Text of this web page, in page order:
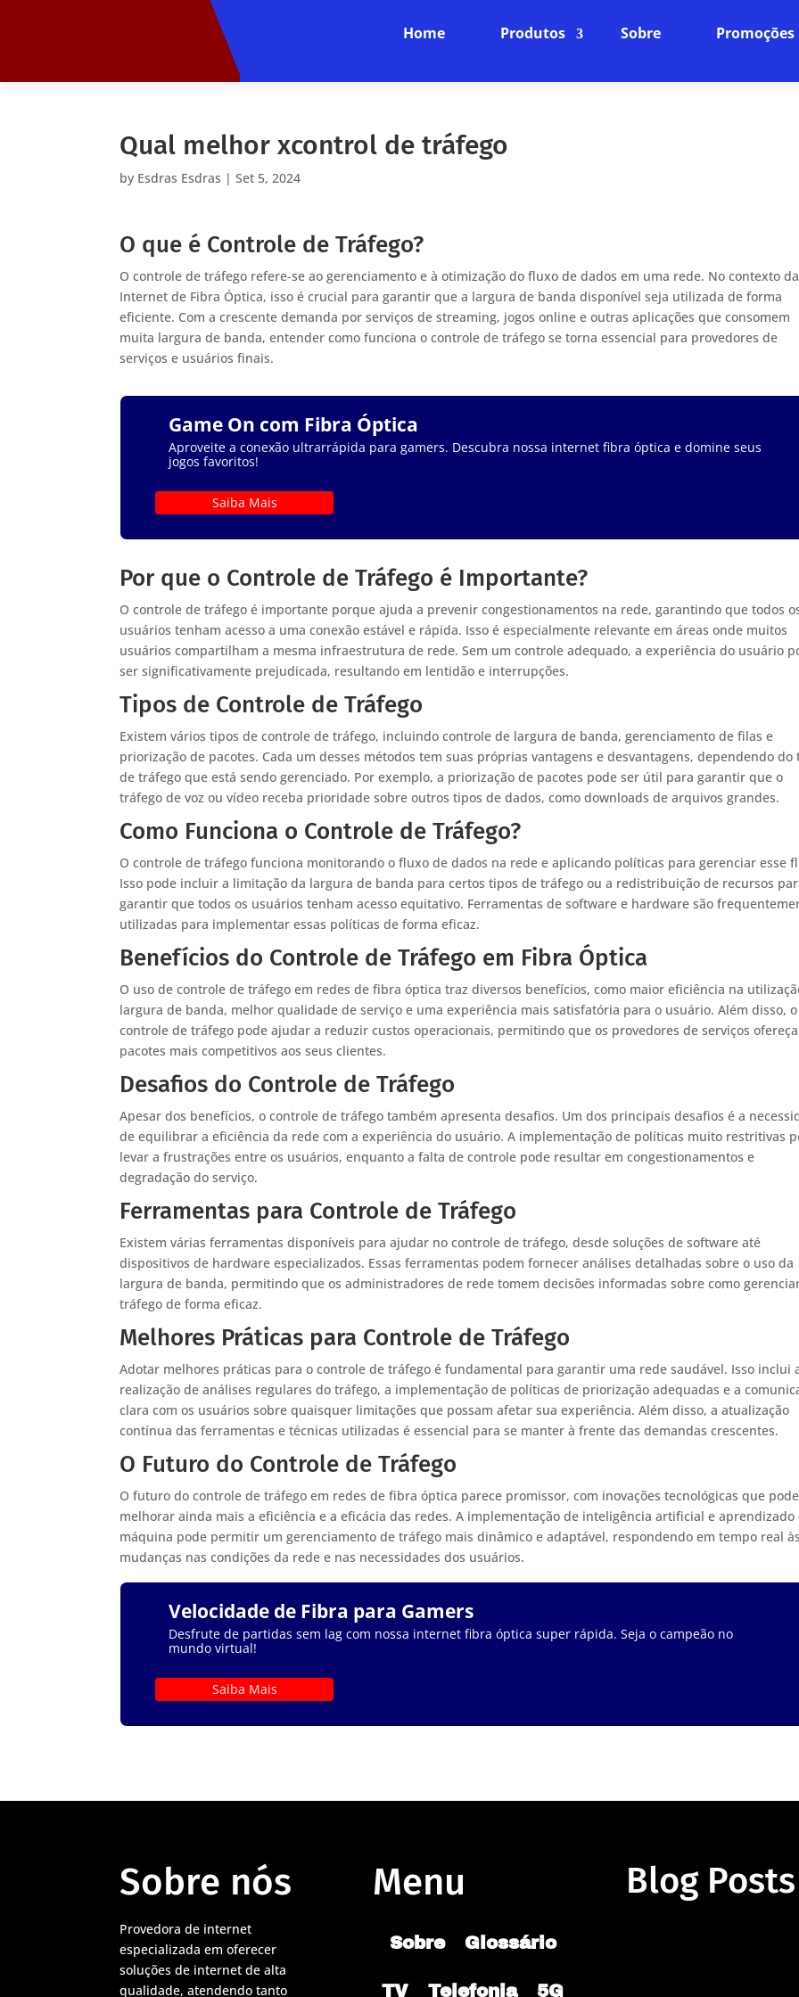
Home Produtos Sobre Promoções
Qual melhor xcontrol de tráfego
by Esdras Esdras |Set 5, 2024
O que é Controle de Tráfego?
O controle de tráfego refere-se ao gerenciamento e à otimização do fluxo de dados em uma rede. No contexto da
Internet de Fibra Óptica, isso é crucial para garantir que a largura de banda disponível seja utilizada de forma
eficiente. Com a crescente demanda por serviços de streaming, jogos online e outras aplicações que consomem
muita largura de banda, entender como funciona o controle de tráfego se torna essencial para provedores de
serviços e usuários finais.
Game On com Fibra Óptica
Aproveite a conexão ultrarrápida para gamers. Descubra nossa internet fibra óptica e domine seus
jogos favoritos!
Saiba Mais
Por que o Controle de Tráfego é Importante?
O controle de tráfego é importante porque ajuda a prevenir congestionamentos na rede, garantindo que todos
usuários tenham acesso a uma conexão estável e rápida. Isso é especialmente relevante em áreas onde muitos
usuários compartilham a mesma infraestrutura de rede. Sem um controle adequado, a experiência do usuário
ser significativamente prejudicada, resultando em lentidão e interrupções.
Tipos de Controle de Tráfego
Existem vários tipos de controle de tráfego, incluindo controle de largura de banda, gerenciamento de filas e
priorização de pacotes. Cada um desses métodos tem suas próprias vantagens e desvantagens, dependendo do
de tráfego que está sendo gerenciado. Por exemplo, a priorização de pacotes pode ser útil para garantir que o
tráfego de voz ou vídeo receba prioridade sobre outros tipos de dados, como downloads de arquivos grandes.
Como Funciona o Controle de Tráfego?
O controle de tráfego funciona monitorando o fluxo de dados na rede e aplicando políticas para gerenciar esse
Isso pode incluir a limitação da largura de banda para certos tipos de tráfego ou a redistribuição de recursos
garantir que todos os usuários tenham acesso equitativo. Ferramentas de software e hardware são
utilizadas para implementar essas políticas de forma eficaz.
Benefícios do Controle de Tráfego em Fibra Óptica
O uso de controle de tráfego em redes de fibra óptica traz diversos benefícios, como maior eficiência na
largura de banda, melhor qualidade de serviço e uma experiência mais satisfatória para o usuário. Além disso, o
controle de tráfego pode ajudar a reduzir custos operacionais, permitindo que os provedores de serviços
pacotes mais competitivos aos seus clientes.
Desafios do Controle de Tráfego
Apesar dos benefícios, o controle de tráfego também apresenta desafios. Um dos principais desafios é a
de equilibrar a eficiência da rede com a experiência do usuário. A implementação de políticas muito restritivas
levar a frustrações entre os usuários, enquanto a falta de controle pode resultar em congestionamentos e
degradação do serviço.
Ferramentas para Controle de Tráfego
Existem várias ferramentas disponíveis para ajudar no controle de tráfego, desde soluções de software até
dispositivos de hardware especializados. Essas ferramentas podem fornecer análises detalhadas sobre o uso da
largura de banda, permitindo que os administradores de rede tomem decisões informadas sobre como
tráfego de forma eficaz.
Melhores Práticas para Controle de Tráfego
Adotar melhores práticas para o controle de tráfego é fundamental para garantir uma rede saudável. Isso inclui
realização de análises regulares do tráfego, a implementação de políticas de priorização adequadas e a
clara com os usuários sobre quaisquer limitações que possam afetar sua experiência. Além disso, a atualização
contínua das ferramentas e técnicas utilizadas é essencial para se manter à frente das demandas crescentes.
O Futuro do Controle de Tráfego
O futuro do controle de tráfego em redes de fibra óptica parece promissor, com inovações tecnológicas que
melhorar ainda mais a eficiência e a eficácia das redes. A implementação de inteligência artificial e aprendizado
máquina pode permitir um gerenciamento de tráfego mais dinâmico e adaptável, respondendo em tempo real às
mudanças nas condições da rede e nas necessidades dos usuários.
Velocidade de Fibra para Gamers
Desfrute de partidas sem lag com nossa internet fibra óptica super rápida. Seja o campeão no
mundo virtual!
Saiba Mais
Sobre nós
Provedora de internet
especializada em oferecer
soluções de internet de alta
qualidade, atendendo tanto
Menu
Sobre Glossário
TV Telefonia 5G
Blog Posts